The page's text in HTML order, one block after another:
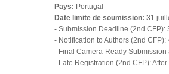
Pays: Portugal
Date limite de soumission: 31
- Submission Deadline (2nd CFP):
- Notification to Authors (2nd CFP):
- Final Camera-Ready
- Late Registration (2nd CFP):